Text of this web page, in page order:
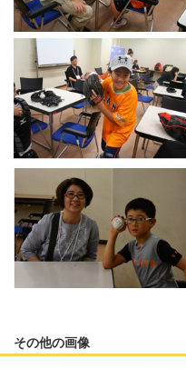
その他の画像